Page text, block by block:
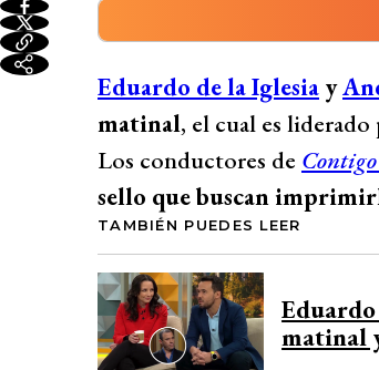
Eduardo de la Iglesia y
refirieron a la competencia
Destacaron la importancia
audiencia, enfocándose en
del diálogo. Confían en la
conexión con la audiencia a
la calidad por cifras.
Eduardo de la Iglesia y
matinal, el cual es
Los conductores de
sello que buscan
TAMBIÉN PUEDES LEER
matinal